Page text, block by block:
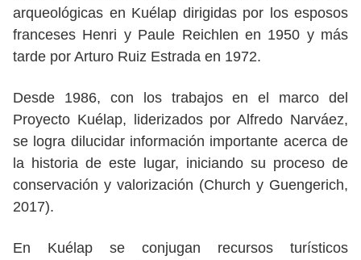
arqueológicas en Kuélap dirigidas por los esposos
franceses Henri y Paule Reichlen en 1950 y más
tarde por Arturo Ruiz Estrada en 1972.
Desde 1986, con los trabajos en el marco del
Proyecto Kuélap, liderizados por Alfredo Narváez,
se logra dilucidar información importante acerca de
la historia de este lugar, iniciando su proceso de
conservación y valorización (Church y Guengerich,
2017).
En Kuélap se conjugan recursos turísticos